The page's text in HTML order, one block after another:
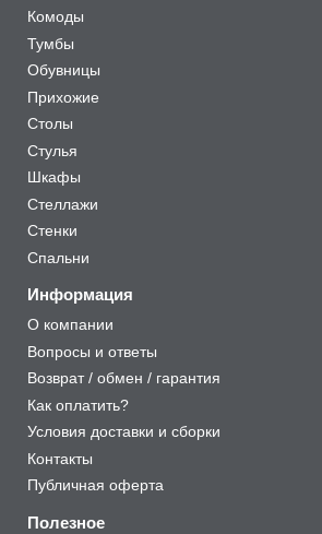
Комоды
Тумбы
Обувницы
Прихожие
Столы
Стулья
Шкафы
Стеллажи
Стенки
Спальни
Информация
О компании
Вопросы и ответы
Возврат / обмен / гарантия
Как оплатить?
Условия доставки и сборки
Контакты
Публичная оферта
Полезное